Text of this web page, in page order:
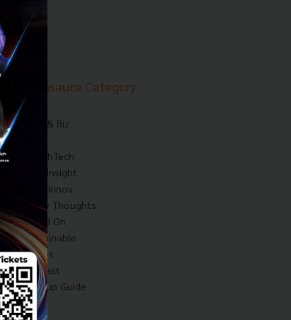
Techsauce Category
News
Tech & Biz
HealthTech
Exec Insight
Corp Innov
Saucy Thoughts
Based On
Sustainable
Videos
Podcast
Startup Guide